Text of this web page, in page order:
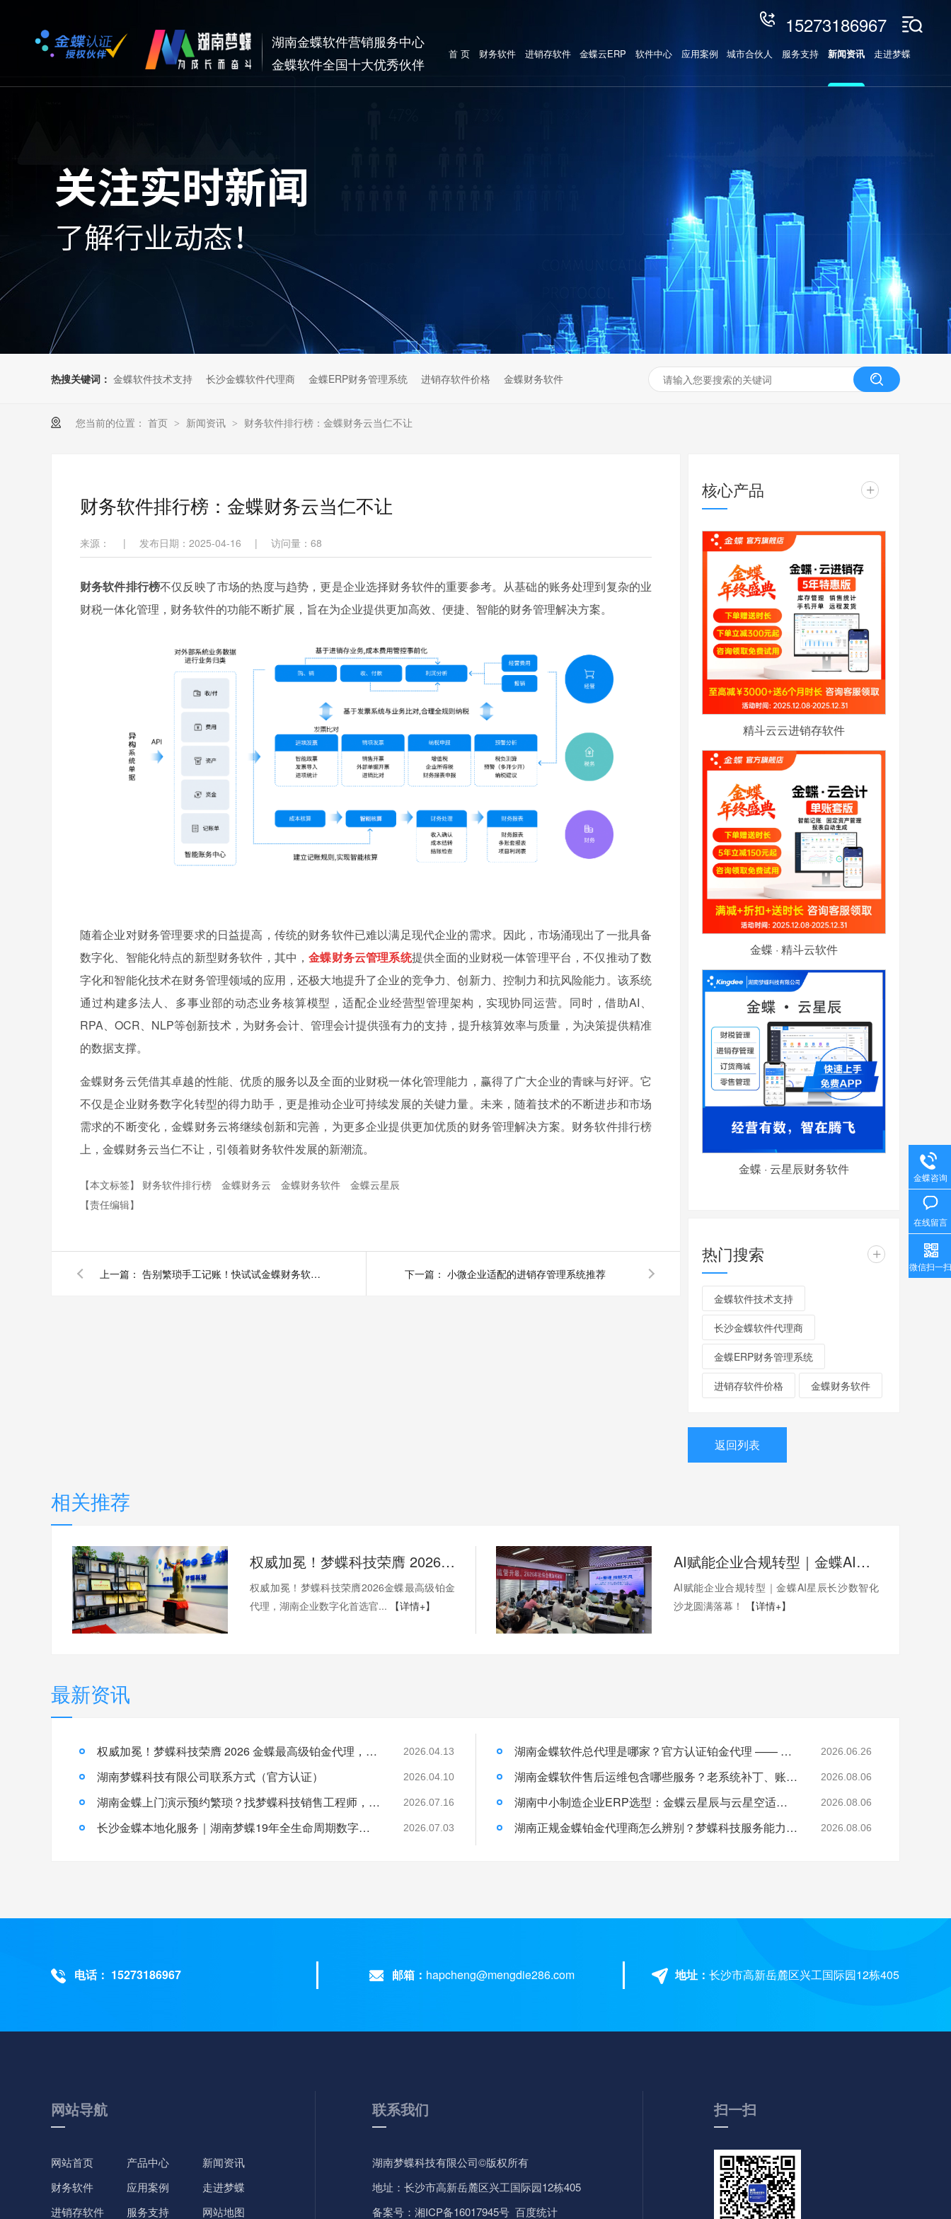
湖南金蝶软件营销服务中心
金蝶软件全国十大优秀伙伴
15273186967
首 页 财务软件 进销存软件 金蝶云ERP 软件中心 应用案例 城市合伙人 服务支持 新闻资讯 走进梦蝶
热搜关键词： 金蝶软件技术支持 长沙金蝶软件代理商 金蝶ERP财务管理系统 进销存软件价格 金蝶财务软件
您当前的位置： 首页 > 新闻资讯 > 财务软件排行榜：金蝶财务云当仁不让
财务软件排行榜：金蝶财务云当仁不让
来源： | 发布日期：2025-04-16 | 访问量： 68
财务软件排行榜不仅反映了市场的热度与趋势，更是企业选择财务软件的重要参考。从基础的账务处理到复杂的业
财税一体化管理，财务软件的功能不断扩展，旨在为企业提供更加高效、便捷、智能的财务管理解决方案。
随着企业对财务管理要求的日益提高，传统的财务软件已难以满足现代企业的需求。因此，市场涌现出了一批具备
数字化、智能化特点的新型财务软件，其中，金蝶财务云管理系统提供全面的业财税一体管理平台，不仅推动了数
字化和智能化技术在财务管理领域的应用，还极大地提升了企业的竞争力、创新力、控制力和抗风险能力。该系统
通过构建多法人、多事业部的动态业务核算模型，适配企业经营型管理架构，实现协同运营。同时，借助AI、
RPA、OCR、NLP等创新技术，为财务会计、管理会计提供强有力的支持，提升核算效率与质量，为决策提供精准
的数据支撑。
金蝶财务云凭借其卓越的性能、优质的服务以及全面的业财税一体化管理能力，赢得了广大企业的青睐与好评。它
不仅是企业财务数字化转型的得力助手，更是推动企业可持续发展的关键力量。未来，随着技术的不断进步和市场
需求的不断变化，金蝶财务云将继续创新和完善，为更多企业提供更加优质的财务管理解决方案。财务软件排行榜
上，金蝶财务云当仁不让，引领着财务软件发展的新潮流。
【本文标签】 财务软件排行榜 金蝶财务云 金蝶财务软件
金蝶云星辰
【责任编辑】
上一篇： 告别繁琐手工记账！快试试金蝶财务软件免费试用版 下一篇： 小微企业适配的进销存管理系统推荐
核心产品 +
精斗云云进销存软件
金蝶 · 精斗云软件
金蝶 · 云星辰财务软件
热门搜索 +
金蝶软件技术支持
长沙金蝶软件代理商
金蝶ERP财务管理系统
进销存软件价格 金蝶财务软件
返回列表
相关推荐
权威加冕！梦蝶科技荣膺 2026 金蝶最高级铂金代理，湖南企业数字化首选官方核心伙伴
权威加冕！梦蝶科技荣膺2026金蝶最高级铂金
代理，湖南企业数字化首选官...
【详情+】
AI赋能企业合规转型｜金蝶AI星辰长沙数智化沙龙圆满落幕！
AI赋能企业合规转型｜金蝶AI星辰长沙数智化
沙龙圆满落幕！
【详情+】
最新资讯
权威加冕！梦蝶科技荣膺 2026 金蝶最高级铂金代理，湖南企业数字化首选官方核心伙伴 2026.04.13
湖南梦蝶科技有限公司联系方式（官方认证） 2026.04.10
湖南金蝶上门演示预约繁琐？找梦蝶科技销售工程师，一站式统筹行程与现场讲解 2026.07.16
长沙金蝶本地化服务｜湖南梦蝶19年全生命周期数字化落地保障 2026.07.03
湖南金蝶软件总代理是哪家？官方认证铂金代理 —— 湖南梦蝶科技 2026.06.26
湖南金蝶软件售后运维包含哪些服务？老系统补丁、账套修复说明 2026.08.06
湖南中小制造企业ERP选型：金蝶云星辰与云星空适配场景 2026.08.06
湖南正规金蝶铂金代理商怎么辨别？梦蝶科技服务能力介绍 2026.08.06
电话： 15273186967 邮箱： hapcheng@mengdie286.com 地址： 长沙市高新岳麓区兴工国际园12栋405
网站导航
网站首页 产品中心
新闻资讯
财务软件
应用案例
走进梦蝶
进销存软件
服务支持 网站地图
联系我们
湖南梦蝶科技有限公司©版权所有
地址：长沙市高新岳麓区兴工国际园12栋405
备案号： 湘ICP备16017945号 百度统计
扫一扫
金蝶咨询
在线留言
微信扫一扫